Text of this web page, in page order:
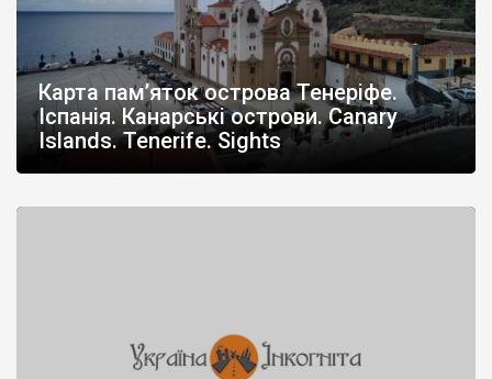
Карта пам’яток острова Тенеріфе.
Іспанія. Канарські острови. Canary
Islands. Tenerife. Sights